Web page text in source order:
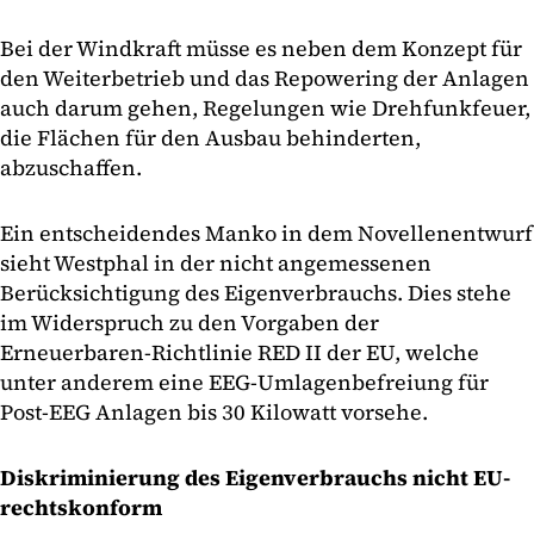
Bei der Windkraft müsse es neben dem Konzept für
den Weiterbetrieb und das Repowering der Anlagen
auch darum gehen, Regelungen wie Drehfunkfeuer,
die Flächen für den Ausbau behinderten,
abzuschaffen.
Ein entscheidendes Manko in dem Novellenentwurf
sieht Westphal in der nicht angemessenen
Berücksichtigung des Eigenverbrauchs. Dies stehe
im Widerspruch zu den Vorgaben der
Erneuerbaren-Richtlinie RED II der EU, welche
unter anderem eine EEG-Umlagenbefreiung für
Post-EEG Anlagen bis 30 Kilowatt vorsehe.
Diskriminierung des Eigenverbrauchs nicht EU-
rechtskonform